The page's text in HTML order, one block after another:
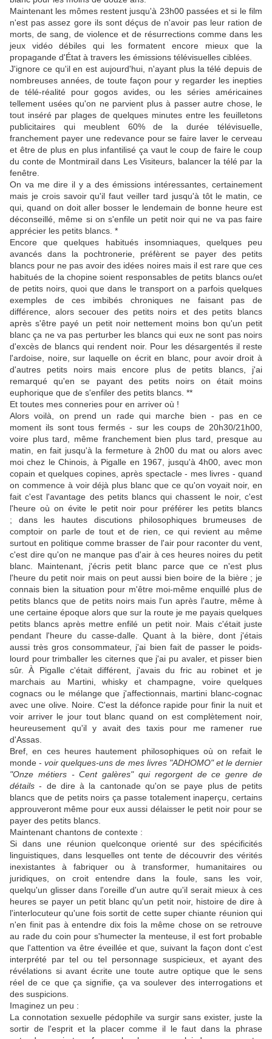
Maintenant les mômes restent jusqu'à 23h00 passées et si le film
n'est pas assez gore ils sont déçus de n'avoir pas leur ration de
morts, de sang, de violence et de résurrections comme dans les
jeux vidéo débiles qui les formatent encore mieux que la
propagande d'État à travers les émissions télévisuelles ciblées.
J'ignore ce qu'il en est aujourd'hui, n'ayant plus la télé depuis de
nombreuses années, de toute façon pour y regarder les inepties
de télé-réalité pour gogos avides, ou les séries américaines
tellement usées qu'on ne parvient plus à passer autre chose, le
tout inséré par plages de quelques minutes entre les feuilletons
publicitaires qui meublent 60% de la durée télévisuelle,
franchement payer une redevance pour se faire laver le cerveau
et être de plus en plus infantilisé ça vaut le coup de faire le coup
du conte de Montmirail dans Les Visiteurs, balancer la télé par la
fenêtre.
On va me dire il y a des émissions intéressantes, certainement
mais je crois savoir qu'il faut veiller tard jusqu'à tôt le matin, ce
qui, quand on doit aller bosser le lendemain de bonne heure est
déconseillé, même si on s'enfile un petit noir qui ne va pas faire
apprécier les petits blancs. *
Encore que quelques habitués insomniaques, quelques peu
avancés dans la pochtronerie, préfèrent se payer des petits
blancs pour ne pas avoir des idées noires mais il est rare que ces
habitués de la chopine soient responsables de petits blancs ou/et
de petits noirs, quoi que dans le transport on a parfois quelques
exemples de ces imbibés chroniques ne faisant pas de
différence, alors secouer des petits noirs et des petits blancs
après s'être payé un petit noir nettement moins bon qu'un petit
blanc ça ne va pas perturber les blancs qui eux ne sont pas noirs
d'excès de blancs qui rendent noir. Pour les désargentés il reste
l'ardoise, noire, sur laquelle on écrit en blanc, pour avoir droit à
d'autres petits noirs mais encore plus de petits blancs, j'ai
remarqué qu'en se payant des petits noirs on était moins
euphorique que de s'enfiler des petits blancs. **
Et toutes mes conneries pour en arriver où !
Alors voilà, on prend un rade qui marche bien - pas en ce
moment ils sont tous fermés - sur les coups de 20h30/21h00,
voire plus tard, même franchement bien plus tard, presque au
matin, en fait jusqu'à la fermeture à 2h00 du mat ou alors avec
moi chez le Chinois, à Pigalle en 1967, jusqu'à 4h00, avec mon
copain et quelques copines, après spectacle - mes livres - quand
on commence à voir déjà plus blanc que ce qu'on voyait noir, en
fait c'est l'avantage des petits blancs qui chassent le noir, c'est
l'heure où on évite le petit noir pour préférer les petits blancs
; dans les hautes discutions philosophiques brumeuses de
comptoir on parle de tout et de rien, ce qui revient au même
surtout en politique comme brasser de l'air pour raconter du vent,
c'est dire qu'on ne manque pas d'air à ces heures noires du petit
blanc. Maintenant, j'écris petit blanc parce que ce n'est plus
l'heure du petit noir mais on peut aussi bien boire de la bière ; je
connais bien la situation pour m'être moi-même enquillé plus de
petits blancs que de petits noirs mais l'un après l'autre, même à
une certaine époque alors que sur la route je me payais quelques
petits blancs après mettre enfilé un petit noir. Mais c'était juste
pendant l'heure du casse-dalle. Quant à la bière, dont j'étais
aussi très gros consommateur, j'ai bien fait de passer le poids-
lourd pour trimballer les citernes que j'ai pu avaler, et pisser bien
sûr. À Pigalle c'était différent, j'avais du fric au robinet et je
marchais au Martini, whisky et champagne, voire quelques
cognacs ou le mélange que j'affectionnais, martini blanc-cognac
avec une olive. Noire. C'est la défonce rapide pour finir la nuit et
voir arriver le jour tout blanc quand on est complètement noir,
heureusement qu'il y avait des taxis pour me ramener rue
d'Assas.
Bref, en ces heures hautement philosophiques où on refait le
monde -voir quelques-uns de mes livres "ADHOMO" et le dernier
"Onze métiers - Cent galères" qui regorgent de ce genre de
détails - de dire à la cantonade qu'on se paye plus de petits
blancs que de petits noirs ça passe totalement inaperçu, certains
approuveront même pour eux aussi délaisser le petit noir pour se
payer des petits blancs.
Maintenant chantons de contexte :
Si dans une réunion quelconque orienté sur des spécificités
linguistiques, dans lesquelles ont tente de découvrir des vérités
inexistantes à fabriquer ou à transformer, humanitaires ou
juridiques, on croit entendre dans la foule, sans les voir,
quelqu'un glisser dans l'oreille d'un autre qu'il serait mieux à ces
heures se payer un petit blanc qu'un petit noir, histoire de dire à
l'interlocuteur qu'une fois sortit de cette super chiante réunion qui
n'en finit pas à entendre dix fois la même chose on se retrouve
au rade du coin pour s'humecter la menteuse, il est fort probable
que l'attention va être éveillée et que, suivant la façon dont c'est
interprété par tel ou tel personnage suspicieux, et ayant des
révélations si avant écrite une toute autre optique que le sens
réel de ce que ça signifie, ça va soulever des interrogations et
des suspicions.
Imaginez un peu :
La connotation sexuelle pédophile va surgir sans exister, juste la
sortir de l'esprit et la placer comme il le faut dans la phrase